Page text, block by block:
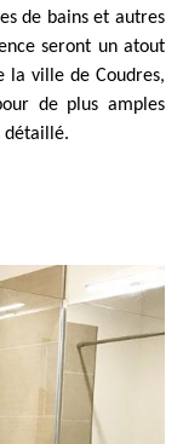
de bains et autres
seront un atout
la ville de Coudres,
de plus amples
détaillé.